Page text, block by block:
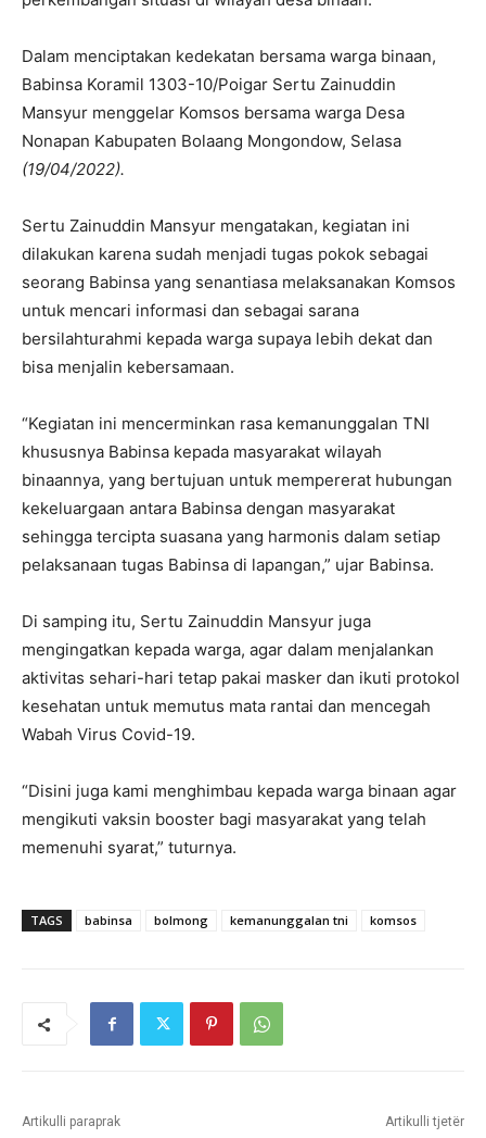
Dalam menciptakan kedekatan bersama warga binaan,
Babinsa Koramil 1303-10/Poigar Sertu Zainuddin
Mansyur menggelar Komsos bersama warga Desa
Nonapan Kabupaten Bolaang Mongondow, Selasa
(19/04/2022).
Sertu Zainuddin Mansyur mengatakan, kegiatan ini
dilakukan karena sudah menjadi tugas pokok sebagai
seorang Babinsa yang senantiasa melaksanakan Komsos
untuk mencari informasi dan sebagai sarana
bersilahturahmi kepada warga supaya lebih dekat dan
bisa menjalin kebersamaan.
“Kegiatan ini mencerminkan rasa kemanunggalan TNI
khususnya Babinsa kepada masyarakat wilayah
binaannya, yang bertujuan untuk mempererat hubungan
kekeluargaan antara Babinsa dengan masyarakat
sehingga tercipta suasana yang harmonis dalam setiap
pelaksanaan tugas Babinsa di lapangan,” ujar Babinsa.
Di samping itu, Sertu Zainuddin Mansyur juga
mengingatkan kepada warga, agar dalam menjalankan
aktivitas sehari-hari tetap pakai masker dan ikuti protokol
kesehatan untuk memutus mata rantai dan mencegah
Wabah Virus Covid-19.
“Disini juga kami menghimbau kepada warga binaan agar
mengikuti vaksin booster bagi masyarakat yang telah
memenuhi syarat,” tuturnya.
TAGS babinsa bolmong kemanunggalan tni komsos
Artikulli paraprak Artikulli tjetër